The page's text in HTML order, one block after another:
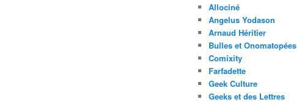
Allociné
Angelus Yodason
Arnaud Héritier
Bulles et Onomatopées
Comixity
Farfadette
Geek Culture
Geeks et des Lettres